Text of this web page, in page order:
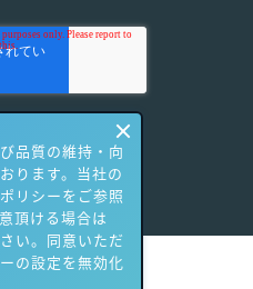
品質の維持・向
ります。当社の
リシーをご参照
頂ける場合は
い。同意いただ
の設定を無効化